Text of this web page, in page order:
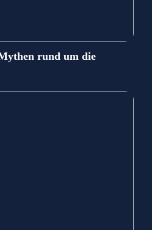
rund um die